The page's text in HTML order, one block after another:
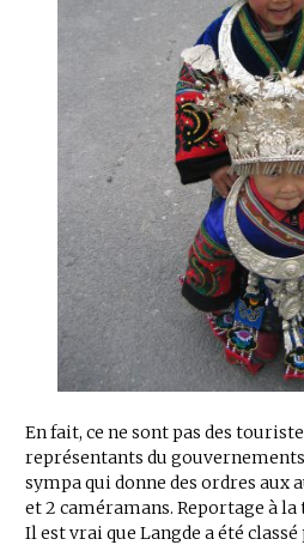
En fait, ce ne sont pas des
représentants du
sympa qui donne des ordres aux
et 2 caméramans. Reportage à la
Il est vrai que Langde a été